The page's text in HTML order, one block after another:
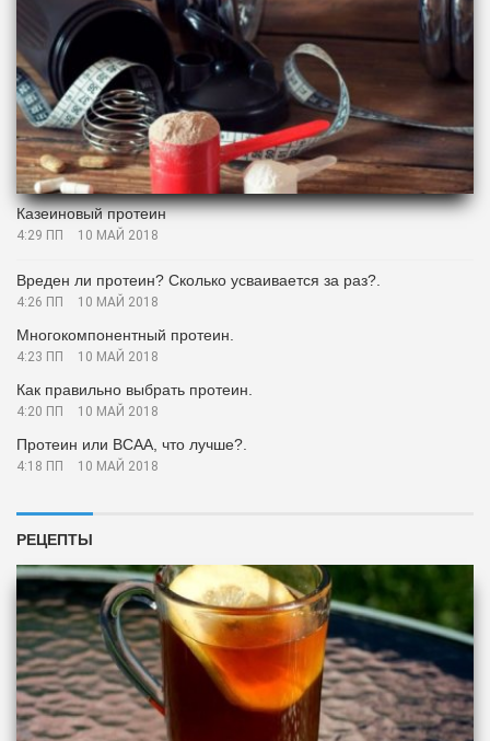
Казеиновый протеин
4:29 ПП 10 МАЙ 2018
Вреден ли протеин? Сколько усваивается за раз?.
4:26 ПП 10 МАЙ 2018
Многокомпонентный протеин.
4:23 ПП 10 МАЙ 2018
Как правильно выбрать протеин.
4:20 ПП 10 МАЙ 2018
Протеин или ВСАА, что лучше?.
4:18 ПП 10 МАЙ 2018
РЕЦЕПТЫ